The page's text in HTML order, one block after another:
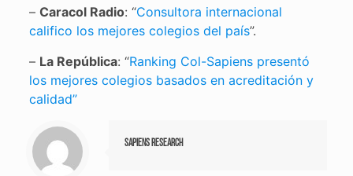
– Caracol Radio: “Consultora internacional
califico los mejores colegios del país”.
– La República: “Ranking Col-Sapiens presentó
los mejores colegios basados en acreditación y
calidad”
Sapiens Research